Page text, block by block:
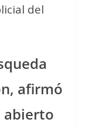
del
afirmó
abierto